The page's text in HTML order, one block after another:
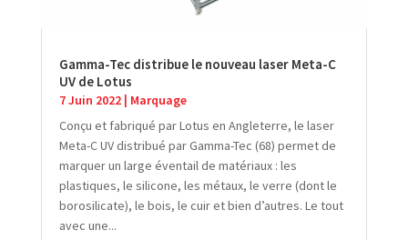
Gamma-Tec distribue le nouveau laser Meta-C
UV de Lotus
7 Juin 2022| Marquage
Conçu et fabriqué par Lotus en Angleterre, le laser
Meta-C UV distribué par Gamma-Tec (68) permet de
marquer un large éventail de matériaux : les
plastiques, le silicone, les métaux, le verre (dont le
borosilicate), le bois, le cuir et bien d’autres. Le tout
avec une...